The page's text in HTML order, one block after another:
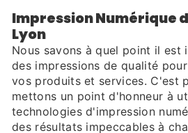
Impression Numérique
Lyon
Nous savons à quel point il
des impressions de qualité
vos produits et services. C'est
mettons un point d'honneur à
technologies d'impression
des résultats impeccables à